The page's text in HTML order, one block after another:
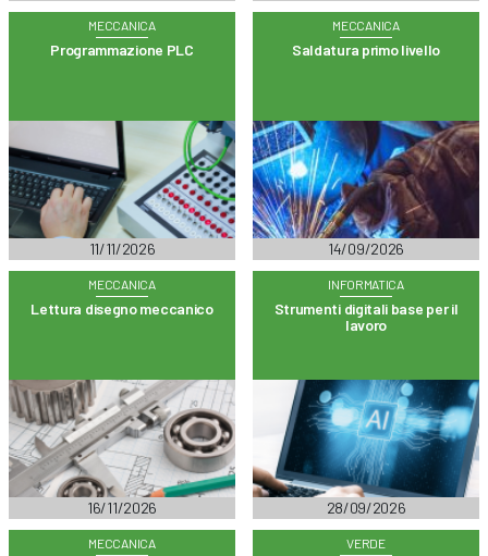
MECCANICA
Programmazione PLC
11/11/2026
MECCANICA
Saldatura primo livello
14/09/2026
MECCANICA
Lettura disegno meccanico
16/11/2026
INFORMATICA
Strumenti digitali base per il
lavoro
28/09/2026
MECCANICA VERDE